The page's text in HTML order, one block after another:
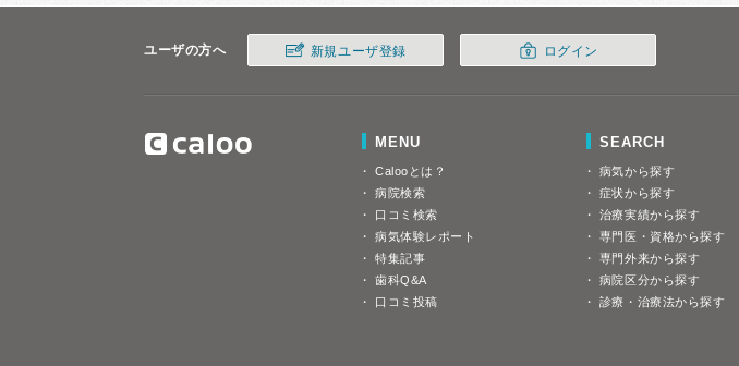
ユーザの方へ 新規ユーザ登録 ログイン
MENU
Calooとは？
病院検索
口コミ検索
病気体験レポート
特集記事
歯科Q&A
口コミ投稿
SEARCH
病気から探す
症状から探す
治療実績から探す
専門医・資格から探す
専門外来から探す
病院区分から探す
診療・治療法から探す